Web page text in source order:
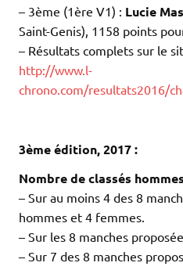
– 3ème (1ère V1) : Lucie
Saint-Genis), 1158 points
– Résultats complets sur le
http://www.l-
chrono.com/resultats2016/
3ème édition, 2017 :
Nombre de classés
– Sur au moins 4 des 8
hommes et 4 femmes.
– Sur les 8 manches
– Sur 7 des 8 manches